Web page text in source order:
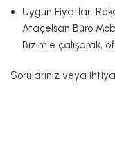
Uygun Fiyatlar:
Ataçelsan Büro
Bizimle çalışarak,
Sorularınız veya